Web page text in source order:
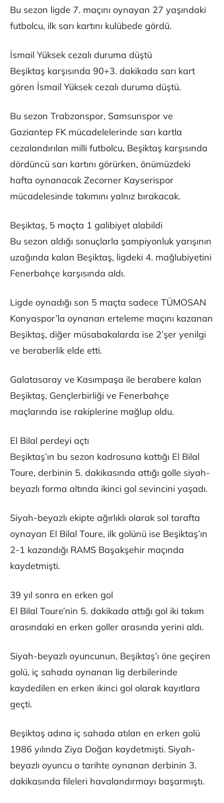
Bu sezon ligde 7. maçını oynayan 27 yaşındaki
futbolcu, ilk sarı kartını kulübede gördü.
İsmail Yüksek cezalı duruma düştü
Beşiktaş karşısında 90+3. dakikada sarı kart
gören İsmail Yüksek cezalı duruma düştü.
Bu sezon Trabzonspor, Samsunspor ve
Gaziantep FK mücadelelerinde sarı kartla
cezalandırılan milli futbolcu, Beşiktaş karşısında
dördüncü sarı kartını görürken, önümüzdeki
hafta oynanacak Zecorner Kayserispor
mücadelesinde takımını yalnız bırakacak.
Beşiktaş, 5 maçta 1 galibiyet alabildi
Bu sezon aldığı sonuçlarla şampiyonluk yarışının
uzağında kalan Beşiktaş, ligdeki 4. mağlubiyetini
Fenerbahçe karşısında aldı.
Ligde oynadığı son 5 maçta sadece TÜMOSAN
Konyaspor’la oynanan erteleme maçını kazanan
Beşiktaş, diğer müsabakalarda ise 2’şer yenilgi
ve beraberlik elde etti.
Galatasaray ve Kasımpaşa ile berabere kalan
Beşiktaş, Gençlerbirliği ve Fenerbahçe
maçlarında ise rakiplerine mağlup oldu.
El Bilal perdeyi açtı
Beşiktaş’ın bu sezon kadrosuna kattığı El Bilal
Toure, derbinin 5. dakikasında attığı golle siyah-
beyazlı forma altında ikinci gol sevincini yaşadı.
Siyah-beyazlı ekipte ağırlıklı olarak sol tarafta
oynayan El Bilal Toure, ilk golünü ise Beşiktaş’ın
2-1 kazandığı RAMS Başakşehir maçında
kaydetmişti.
39 yıl sonra en erken gol
El Bilal Toure’nin 5. dakikada attığı gol iki takım
arasındaki en erken goller arasında yerini aldı.
Siyah-beyazlı oyuncunun, Beşiktaş’ı öne geçiren
golü, iç sahada oynanan lig derbilerinde
kaydedilen en erken ikinci gol olarak kayıtlara
geçti.
Beşiktaş adına iç sahada atılan en erken golü
1986 yılında Ziya Doğan kaydetmişti. Siyah-
beyazlı oyuncu o tarihte oynanan derbinin 3.
dakikasında fileleri havalandırmayı başarmıştı.